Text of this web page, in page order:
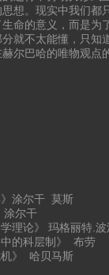
想。现实中我们都
命的意义，而是为
就不太能懂，只知
尔巴哈的唯物观点
涂尔干 莫斯
涂尔干
理论》 玛格丽特.波
的科层制》 布劳
》 哈贝马斯